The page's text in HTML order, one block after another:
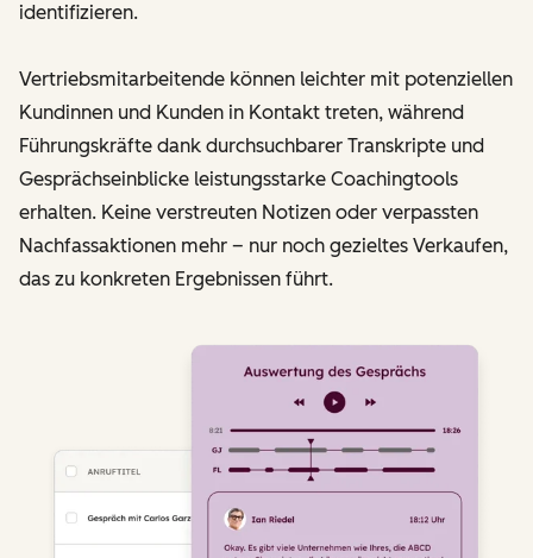
identifizieren.
Vertriebsmitarbeitende können leichter mit potenziellen
Kundinnen und Kunden in Kontakt treten, während
Führungskräfte dank durchsuchbarer Transkripte und
Gesprächseinblicke leistungsstarke Coachingtools
erhalten. Keine verstreuten Notizen oder verpassten
Nachfassaktionen mehr – nur noch gezieltes Verkaufen,
das zu konkreten Ergebnissen führt.